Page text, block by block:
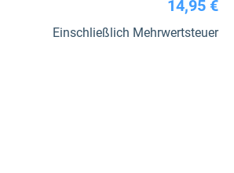
14,95 €
Einschließlich Mehrwertsteuer